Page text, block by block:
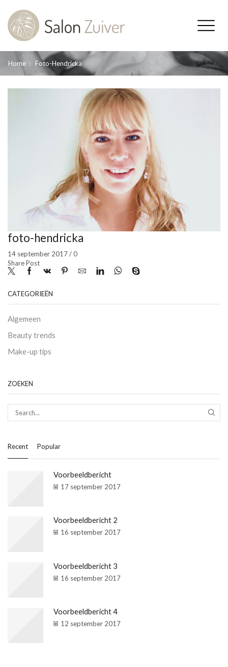
Home Foto-Hendricka
foto-hendricka
14 september 2017/0
Share Post
CATEGORIEËN
Algemeen
Beauty trends
Make-up tips
ZOEKEN
Recent Popular
Voorbeeldbericht
17 september 2017
Voorbeeldbericht 2
16 september 2017
Voorbeeldbericht 3
16 september 2017
Voorbeeldbericht 4
12 september 2017